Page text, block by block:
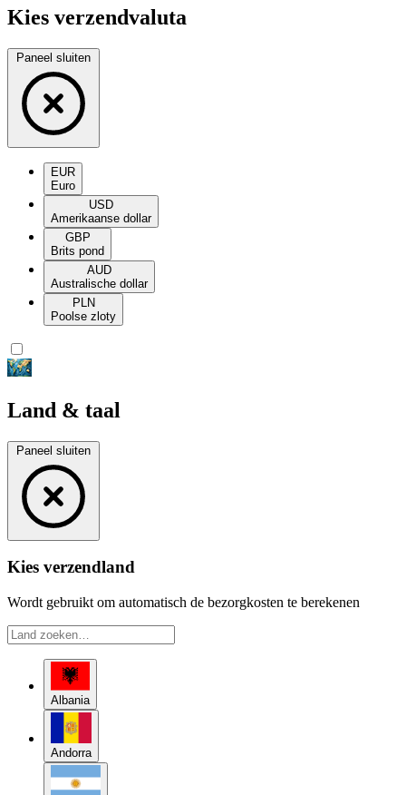
Kies verzendvaluta
Paneel sluiten
EUR
Euro
USD
Amerikaanse dollar
GBP
Brits pond
AUD
Australische dollar
PLN
Poolse zloty
Land & taal
Paneel sluiten
Kies verzendland
Wordt gebruikt om automatisch de bezorgkosten te berekenen
Albania
Andorra